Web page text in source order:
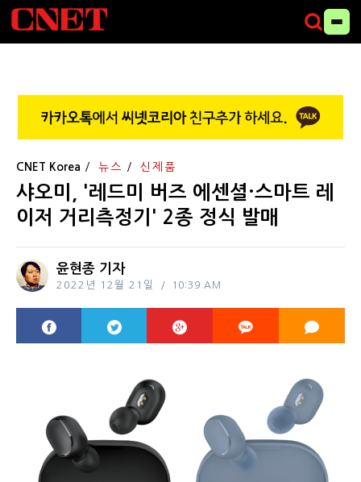
CNET Korea 뉴스 신제품
샤오미, '레드미 버즈 에센셜·스마트 레
이저 거리측정기' 2종 정식 발매
윤현종 기자
2022년 12월 21일 10:39 AM